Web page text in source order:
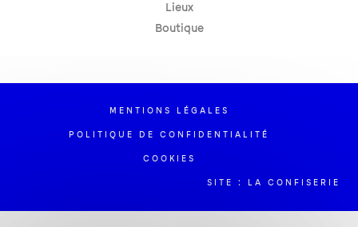
Lieux
Boutique
MENTIONS LÉGALES
POLITIQUE DE CONFIDENTIALITÉ
COOKIES
SITE : LA CONFISERIE